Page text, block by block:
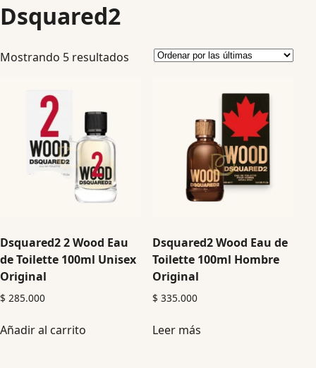
Dsquared2
Mostrando 5 resultados
Dsquared2 2 Wood Eau
de Toilette 100ml Unisex
Original
$ 285.000
Añadir al carrito
Dsquared2 Wood Eau de
Toilette 100ml Hombre
Original
$ 335.000
Leer más